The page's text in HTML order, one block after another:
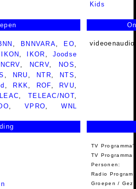
Kids
BNNVARA EO
IKON IKOR
Joodse
NCRV NOS
NRU NTR NTS
RKK ROF RVU
TELEAC/NOT
,VPRO ,WNL
TV
TV Programma
Personen:
Radio
Groepen /